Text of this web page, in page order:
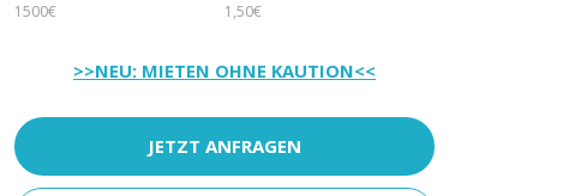
1500€ 1,50€
>>NEU: MIETEN OHNE KAUTION<<
JETZT ANFRAGEN